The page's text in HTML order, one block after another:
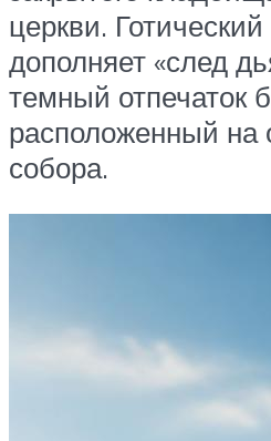
церкви.
дополняет «след
темный отпечаток
расположенный на
собора.